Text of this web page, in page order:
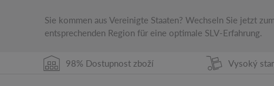
Sie kommen aus Vereinigte Staaten? Wechseln Sie jetzt
entsprechenden Region für eine optimale SLV-Erfahrung.
98% Dostupnost zboží Vysoký